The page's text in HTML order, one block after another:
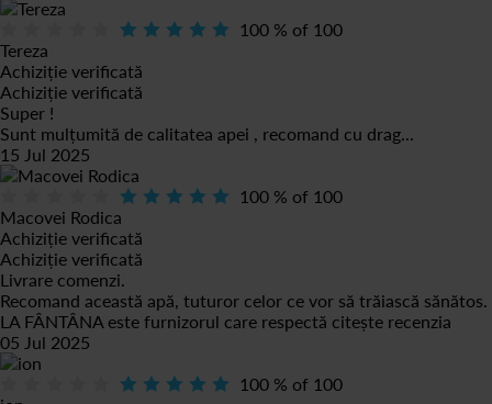
100 % of 100
Tereza
Achiziție verificată
Achiziție verificată
Super !
Sunt mulțumită de calitatea apei , recomand cu drag...
15 Jul 2025
100 % of 100
Macovei Rodica
Achiziție verificată
Achiziție verificată
Livrare comenzi.
Recomand această apă, tuturor celor ce vor să trăiască sănătos.
LA FÂNTÂNA este furnizorul care respectă citește recenzia
05 Jul 2025
100 % of 100